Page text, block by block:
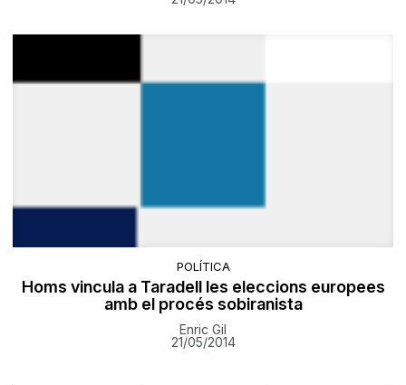
POLÍTICA
Homs vincula a Taradell les eleccions europees
amb el procés sobiranista
Enric Gil
21/05/2014